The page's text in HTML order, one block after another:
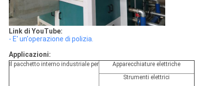
Link di YouTube:
- E' un'operazione di polizia.
Applicazioni:
Il pacchetto interno industriale per
Apparecchiature elettriche
Strumenti elettrici